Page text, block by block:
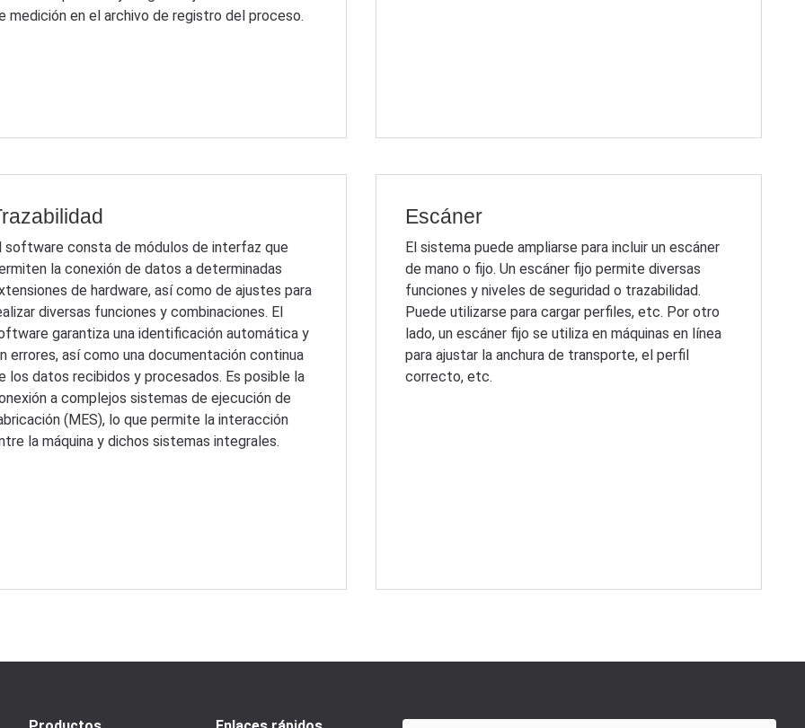
medición en el archivo de registro del proceso.
software consta de módulos de interfaz que
la conexión de datos a determinadas
de hardware, así como de ajustes para
diversas funciones y combinaciones. El
garantiza una identificación automática y
errores, así como una documentación continua
los datos recibidos y procesados. Es posible la
a complejos sistemas de ejecución de
(MES), lo que permite la interacción
la máquina y dichos sistemas integrales.
Escáner
El sistema puede ampliarse para incluir un escáner
de mano o fijo. Un escáner fijo permite diversas
funciones y niveles de seguridad o trazabilidad.
Puede utilizarse para cargar perfiles, etc. Por otro
lado, un escáner fijo se utiliza en máquinas en línea
para ajustar la anchura de transporte, el perfil
correcto, etc.